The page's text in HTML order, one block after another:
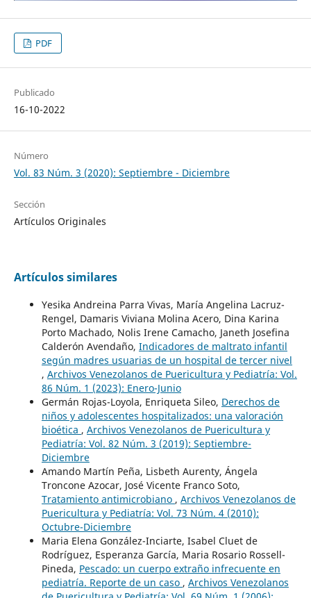
PDF
Publicado
16-10-2022
Número
Vol. 83 Núm. 3 (2020): Septiembre - Diciembre
Sección
Artículos Originales
Artículos similares
Yesika Andreina Parra Vivas, María Angelina Lacruz-
Rengel, Damaris Viviana Molina Acero, Dina Karina
Porto Machado, Nolis Irene Camacho, Janeth Josefina
Calderón Avendaño, Indicadores de maltrato infantil
según madres usuarias de un hospital de tercer nivel
, Archivos Venezolanos de Puericultura y Pediatría: Vol.
86 Núm. 1 (2023): Enero-Junio
Germán Rojas-Loyola, Enriqueta Sileo, Derechos de
niños y adolescentes hospitalizados: una valoración
bioética , Archivos Venezolanos de Puericultura y
Pediatría: Vol. 82 Núm. 3 (2019): Septiembre-
Diciembre
Amando Martín Peña, Lisbeth Aurenty, Ángela
Troncone Azocar, José Vicente Franco Soto,
Tratamiento antimicrobiano , Archivos Venezolanos de
Puericultura y Pediatría: Vol. 73 Núm. 4 (2010):
Octubre-Diciembre
Maria Elena González-Inciarte, Isabel Cluet de
Rodríguez, Esperanza García, Maria Rosario Rossell-
Pineda, Pescado: un cuerpo extraño infrecuente en
pediatría. Reporte de un caso , Archivos Venezolanos